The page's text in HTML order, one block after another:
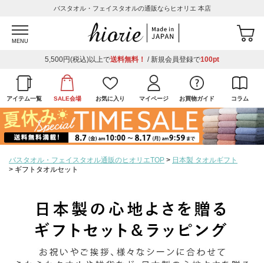
バスタオル・フェイスタオルの通販ならヒオリエ 本店
MENU
5,500円(税込)以上で送料無料！ / 新規会員登録で100pt
アイテム一覧 SALE会場 お気に入り マイページ お買物ガイド コラム
バスタオル・フェイスタオル通販のヒオリエTOP
日本製 タオルギフト
ギフトタオルセット